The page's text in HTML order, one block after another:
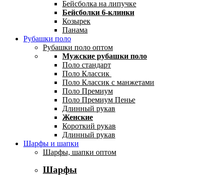
Бейсболка на липучке
Бейсболки 6-клинки
Козырек
Панама
Рубашки поло
Рубашки поло оптом
Мужские рубашки поло
Поло стандарт
Поло Классик
Поло Классик с манжетами
Поло Премиум
Поло Премиум Пенье
Длинный рукав
Женские
Короткий рукав
Длинный рукав
Шарфы и шапки
Шарфы, шапки оптом
Шарфы